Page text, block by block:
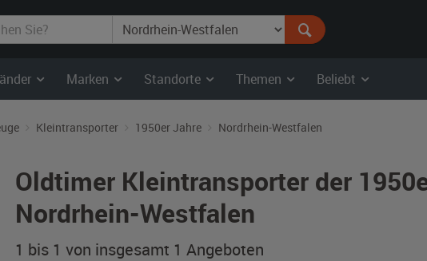
Marken Standorte Themen Beliebt
Kleintransporter 1950er Jahre Nordrhein-Westfalen
Oldtimer Kleintransporter der
Nordrhein-Westfalen
1 bis 1 von insgesamt 1 Angeboten